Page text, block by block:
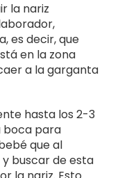
la nariz
es decir, que
en la zona
a la garganta
hasta los 2-3
boca para
que al
buscar de esta